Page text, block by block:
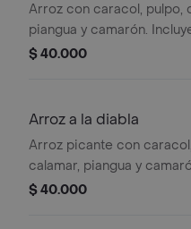
Arroz con caracol, pulpo,
piangua y camarón.
y salsa de
$ 40.000
Arroz a la diabla
Arroz picante con
calamar, piangua y
elegir.
$ 40.000